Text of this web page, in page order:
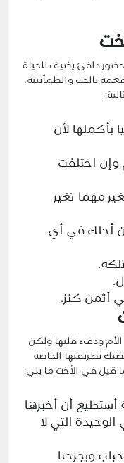
حضور دافئ يضيف للحياة
بالحب والطمأنينة،
بأكملها لأن
وإن اختلفت
مهما تغير
أجلك في أي
أثمن كنز.
الأم ودفء قلبها ولكن
بطريقتها الخاصة
قيل في الأخت ما يلي:
أن أخبرها
التي لا
ويجرحنا